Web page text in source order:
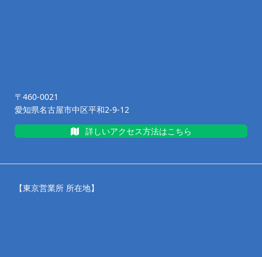
〒460-0021
愛知県名古屋市中区平和2-9-12
詳しいアクセス方法はこちら
【東京営業所 所在地】